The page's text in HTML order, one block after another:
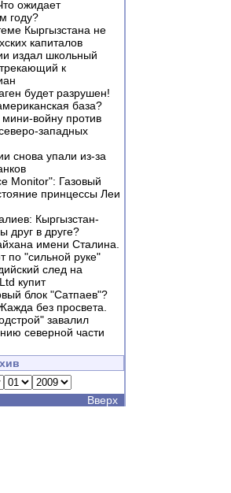
ожидает
году?
Кыргызстана не
капиталов
издал школьный
к
будет разрушен!
база?
войну против
западных
снова упали из-за
Monitor": Газовый
принцессы Леи
Кыргызстан-
в друге?
имени Сталина.
по "сильной руке"
след на
купит
блок "Сатпаев"?
без просвета.
завалил
северной части
Вверх